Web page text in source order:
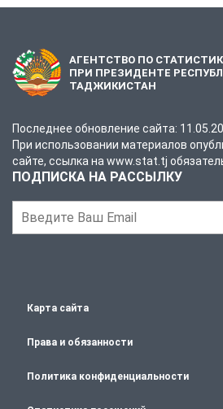
АГЕНТСТВО ПО
ПРИ ПРЕЗИДЕНТЕ
ТАДЖИКИСТАН
Последнее обновление сайта:
При использовании материалов
сайте, ссылка на www.stat.tj
ПОДПИСКА НА РАССЫЛКУ
Карта сайта
Права и обязанности
Политика конфиденциальности